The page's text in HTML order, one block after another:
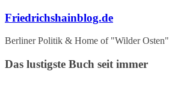
Zum
springen
Friedrichshainblog.de
Berliner Politik & Home of "Wilder Osten"
Das lustigste Buch seit immer